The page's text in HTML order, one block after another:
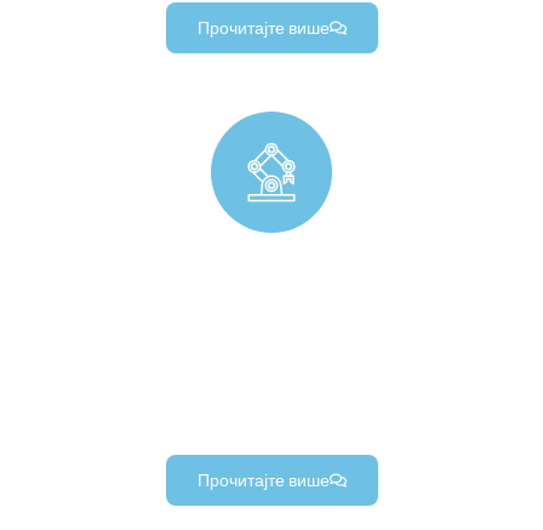
Прочитајте више
Прочитајте више